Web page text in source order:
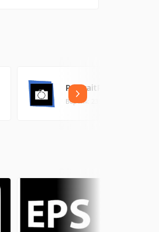
PortraitPro
Версия: 23.1 (888.56 МБ)